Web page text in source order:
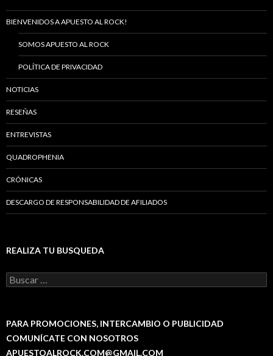
BIENVENIDOS A APUESTO AL ROCK!
SOMOS APUESTO AL ROCK
POLÍTICA DE PRIVACIDAD
NOTICIAS
RESEÑAS
ENTREVISTAS
QUADROPHENIA
CRÓNICAS
DESCARGO DE RESPONSABILIDAD DE AFILIADOS
REALIZA TU BUSQUEDA
B
u
a
:
PARA PROMOCIONES, INTERCAMBIO O PUBLICIDAD
COMUNÍCATE CON NOSOTROS
APUESTOALROCK.COM@GMAIL.COM